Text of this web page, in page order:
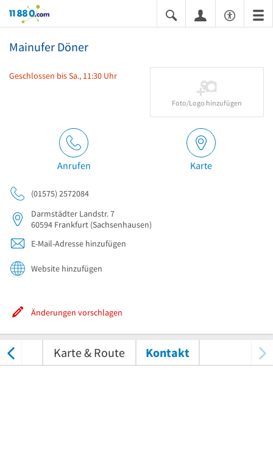
11880.com
Mainufer Döner
Geschlossen bis Sa., 11:30 Uhr
Foto/Logo hinzufügen
Anrufen Karte
(01575) 2572084
Darmstädter Landstr. 7
60594 Frankfurt (Sachsenhausen)
E-Mail-Adresse hinzufügen
Website hinzufügen
Änderungen vorschlagen
Karte & Route Kontakt